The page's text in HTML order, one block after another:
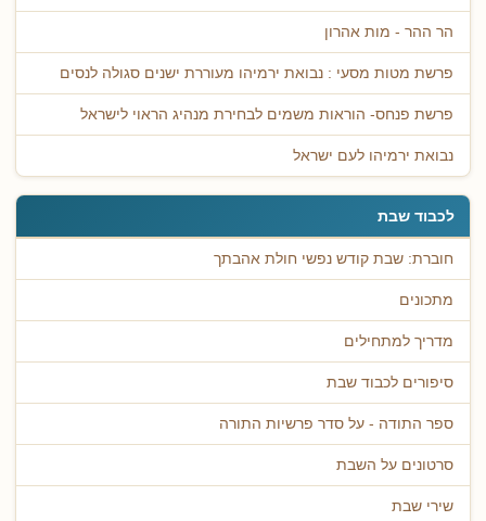
הר ההר - מות אהרון
פרשת מטות מסעי : נבואת ירמיהו מעוררת ישנים סגולה לנסים
פרשת פנחס- הוראות משמים לבחירת מנהיג הראוי לישראל
נבואת ירמיהו לעם ישראל
לכבוד שבת
חוברת: שבת קודש נפשי חולת אהבתך
מתכונים
מדריך למתחילים
סיפורים לכבוד שבת
ספר התודה - על סדר פרשיות התורה
סרטונים על השבת
שירי שבת